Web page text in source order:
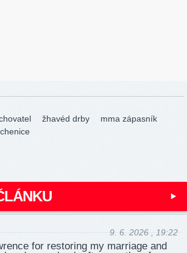
žhavéd drby
mma zápasník
9. 6. 2026 , 19:22
for restoring my marriage and